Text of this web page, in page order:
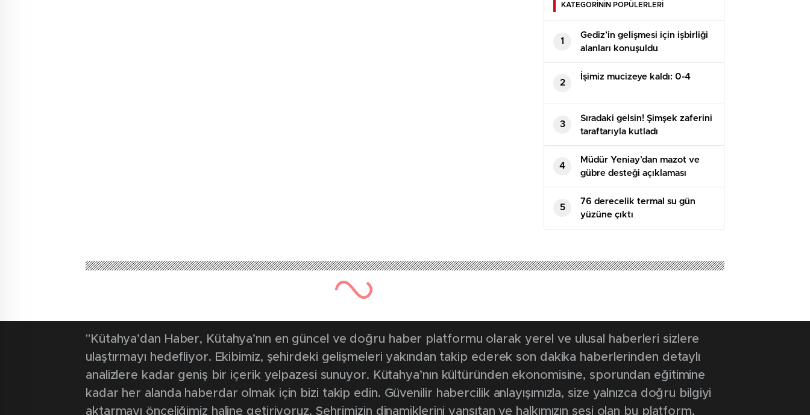
KATEGORİNİN POPÜLERLERİ
1
Gediz’in gelişmesi için işbirliği
alanları konuşuldu
2
İşimiz mucizeye kaldı: 0-4
3
Sıradaki gelsin! Şimşek zaferini
taraftarıyla kutladı
4
Müdür Yeniay’dan mazot ve
gübre desteği açıklaması
5
76 derecelik termal su gün
yüzüne çıktı
"Kütahya’dan Haber, Kütahya’nın en güncel ve doğru haber platformu olarak yerel ve ulusal haberleri sizlere
ulaştırmayı hedefliyor. Ekibimiz, şehirdeki gelişmeleri yakından takip ederek son dakika haberlerinden detaylı
analizlere kadar geniş bir içerik yelpazesi sunuyor. Kütahya’nın kültüründen ekonomisine, sporundan eğitimine
kadar her alanda haberdar olmak için bizi takip edin. Güvenilir habercilik anlayışımızla, size yalnızca doğru bilgiyi
aktarmayı önceliğimiz haline getiriyoruz. Şehrimizin dinamiklerini yansıtan ve halkımızın sesi olan bu platform,